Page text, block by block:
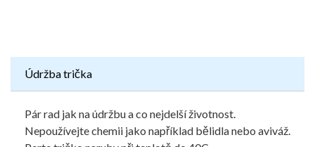
Údržba trička
Pár rad jak na údržbu a co nejdelší životnost.
Nepoužívejte chemii jako například bělidla nebo aviváž.